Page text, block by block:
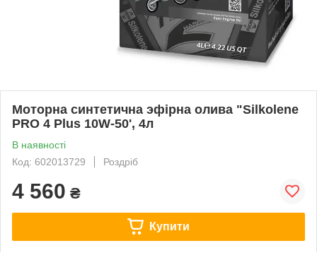
Моторна синтетична эфірна олива "Silkolene
PRO 4 Plus 10W-50', 4л
В наявності
Код: 602013729
Роздріб
4 560 ₴
Купити